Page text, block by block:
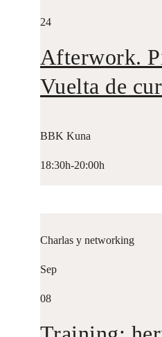
24
Afterwork.
Vuelta de
BBK Kuna
18:30h-20:00h
Charlas y networking
Sep
08